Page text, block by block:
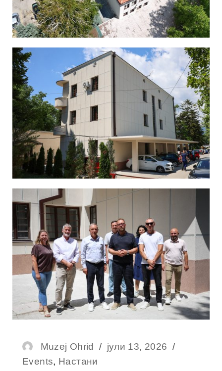
Muzej Ohrid
јули 13, 2026
Events, Настани